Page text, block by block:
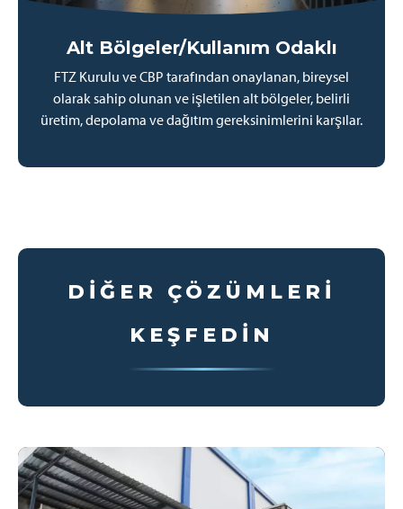
Alt Bölgeler/Kullanım Odaklı
FTZ Kurulu ve CBP tarafından onaylanan, bireysel
olarak sahip olunan ve işletilen alt bölgeler, belirli
üretim, depolama ve dağıtım gereksinimlerini karşılar.
DIĞER ÇÖZÜMLERI
KEŞFEDIN